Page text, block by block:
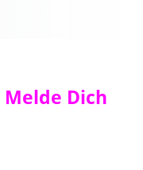
Melde Dich